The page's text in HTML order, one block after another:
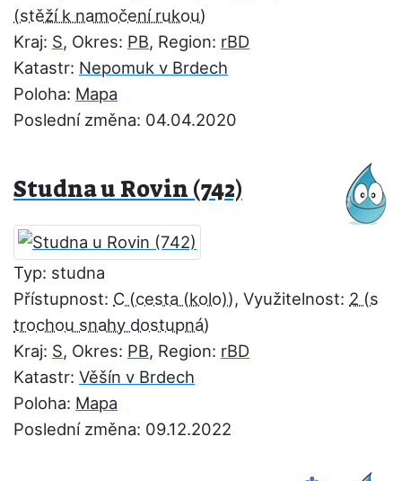
Kraj: S, Okres: PB, Region: rBD
Katastr: Nepomuk v Brdech
Poloha: Mapa
Poslední změna: 04.04.2020
Studna u Rovin (742)
Typ: studna
Přístupnost: C , Využitelnost: 2
Kraj: S, Okres: PB, Region: rBD
Katastr: Věšín v Brdech
Poloha: Mapa
Poslední změna: 09.12.2022